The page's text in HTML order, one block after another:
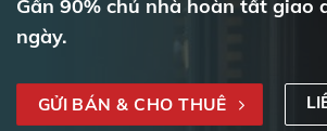
Gần 90% chủ nhà hoàn tất giao
ngày.
GỬI BÁN & CHO THUÊ